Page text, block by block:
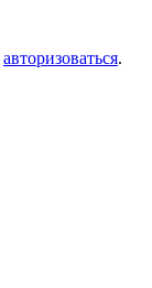
авторизоваться.